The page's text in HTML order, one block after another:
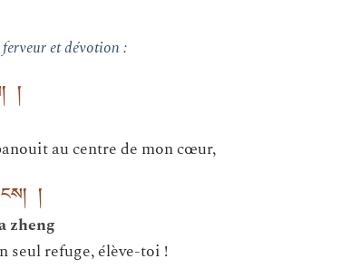
et dévotion :
།
au centre de mon cœur,
།
zheng
seul refuge, élève-toi !